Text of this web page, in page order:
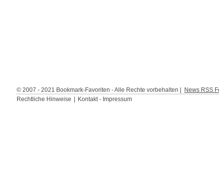
© 2007 - 2021 Bookmark-Favoriten - Alle Rechte vorbehalten |
News RSS
Rechtliche Hinweise
Kontakt - Impressum